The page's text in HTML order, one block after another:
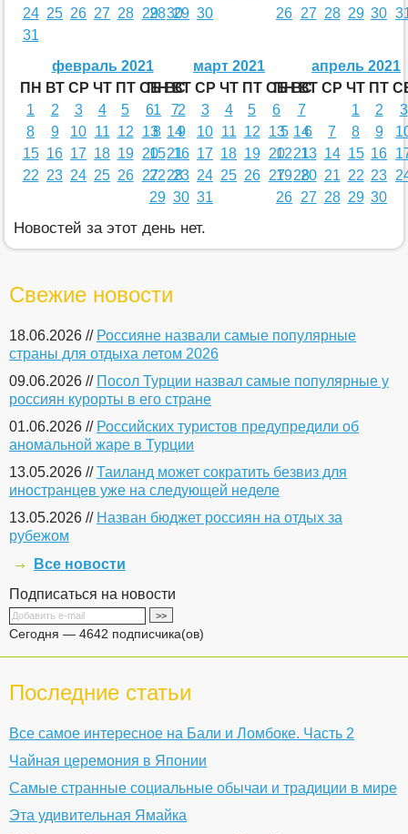
24 25 26 27 28 29 30
31
28 29 30
26 27 28 29 30
февраль 2021
ПН ВТ СР ЧТ ПТ СБ ВС
1
2 3 4 5 6
7
8
9 10 11 12 13
14
15 16 17 18 19 20
21
22 23 24 25 26 27 28
март 2021
ПН ВТ СР ЧТ ПТ СБ ВС
1
2 3 4 5 6
7
8
9 10 11 12 13
14
15 16 17 18 19 20
21
22 23 24 25 26 27
28
29 30 31
апрель 2021
ПН ВТ СР ЧТ ПТ
1
2
3
5
6 7 8 9
12 13 14 15 16
19 20 21 22 23
26 27 28 29 30
Новостей за этот день нет.
Свежие новости
18.06.2026 // Россияне назвали самые популярные
страны для отдыха летом 2026
09.06.2026 // Посол Турции назвал самые популярные у
россиян курорты в его стране
01.06.2026 // Российских туристов предупредили об
аномальной жаре в Турции
13.05.2026 //Таиланд может сократить безвиз для
иностранцев уже на следующей неделе
13.05.2026 // Назван бюджет россиян на отдых за
рубежом
Все новости
Подписаться на новости
Сегодня — 4642 подписчика(ов)
Последние статьи
Все самое интересное на Бали и Ломбоке. Часть 2
Чайная церемония в Японии
Самые странные социальные обычаи и традиции в мире
Эта удивительная Ямайка